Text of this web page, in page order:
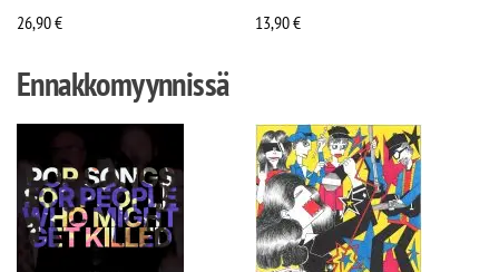
26,90€
13,90€
Ennakkomyynnissä